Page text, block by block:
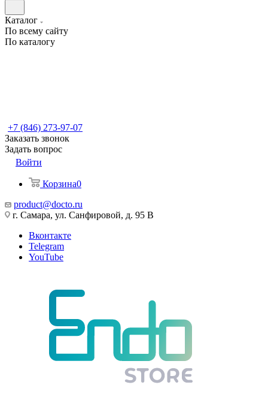
Каталог
По всему сайту
По каталогу
+7 (846) 273-97-07
Заказать звонок
Задать вопрос
Войти
Корзина0
product@docto.ru
г. Самара, ул. Санфировой, д. 95 В
Вконтакте
Telegram
YouTube